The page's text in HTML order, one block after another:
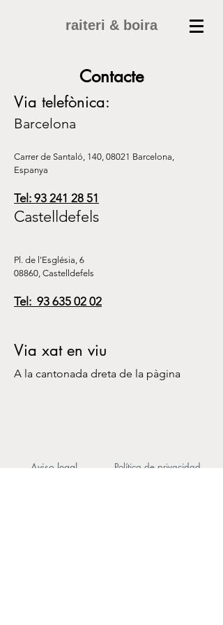
raiteri & boira
Contacte
Via telefònica:
Barcelona
Castelldefels
Carrer de Santaló, 140, 08021 Barcelona,
Espanya
Tel: 93 241 28 51
Pl. de l'Església, 6
08860, Castelldefels
Tel: 93 635 02 02
Via xat en viu
A la cantonada dreta de la pàgina
Aviso legal Política de privacidad